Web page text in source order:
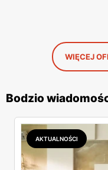
WIĘCEJ
Bodzio
AKTUALNOŚCI